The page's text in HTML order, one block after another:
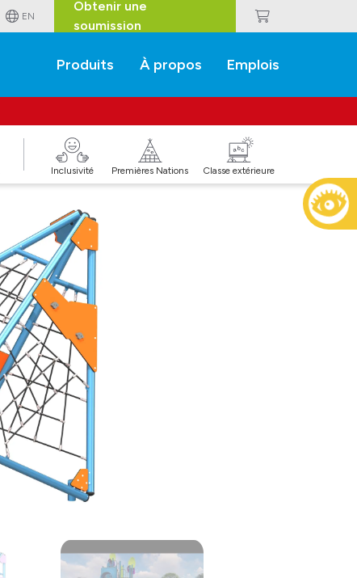
EN
Obtenir une
soumission
Produits À propos Emplois
Inclusivité Premières Nations Classe extérieure